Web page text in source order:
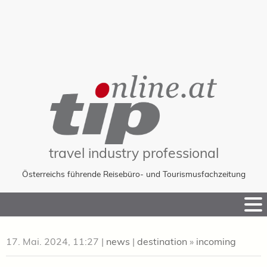
travel industry professional
Österreichs führende Reisebüro- und Tourismusfachzeitung
to
17. Mai. 2024, 11:27 | news | destination » incoming